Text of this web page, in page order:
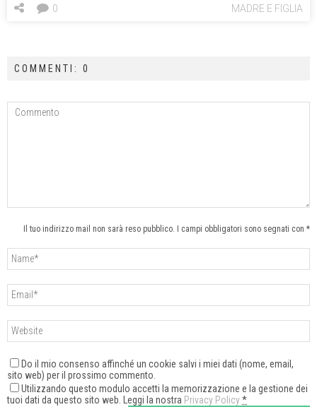
MADRE E FIGLIA
0
COMMENTI: 0
Il tuo indirizzo mail non sarà reso pubblico. I campi obbligatori sono segnati con *
Do il mio consenso affinché un cookie salvi i miei dati (nome, email,
sito web) per il prossimo commento.
Utilizzando questo modulo accetti la memorizzazione e la gestione dei
tuoi dati da questo sito web. Leggi la nostra Privacy Policy*